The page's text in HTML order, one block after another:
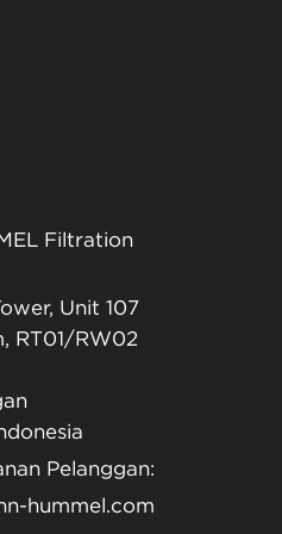
Filtration
Unit 107
RT01/RW02
Pelanggan:
hummel.com